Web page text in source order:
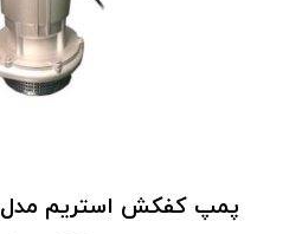
پمپ كفكش استريم مدل SQD1.5-32-0.75